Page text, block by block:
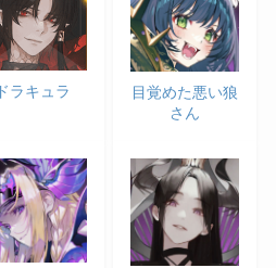
ドラキュラ
目覚めた悪い狼
さん